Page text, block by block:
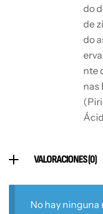
do
de
do
nte
nas
VALORACIONES (0)
No hay ninguna